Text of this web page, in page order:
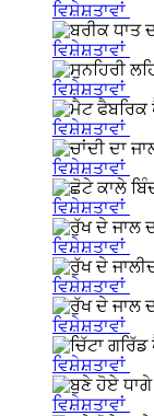
ਵਿਸ਼ੇਸ਼ਤਾਵਾਂ
ਵਿਸ਼ੇਸ਼ਤਾਵਾਂ
ਵਿਸ਼ੇਸ਼ਤਾਵਾਂ
ਵਿਸ਼ੇਸ਼ਤਾਵਾਂ
ਵਿਸ਼ੇਸ਼ਤਾਵਾਂ
ਵਿਸ਼ੇਸ਼ਤਾਵਾਂ
ਵਿਸ਼ੇਸ਼ਤਾਵਾਂ
ਵਿਸ਼ੇਸ਼ਤਾਵਾਂ
ਵਿਸ਼ੇਸ਼ਤਾਵਾਂ
ਵਿਸ਼ੇਸ਼ਤਾਵਾਂ
ਵਿਸ਼ੇਸ਼ਤਾਵਾਂ